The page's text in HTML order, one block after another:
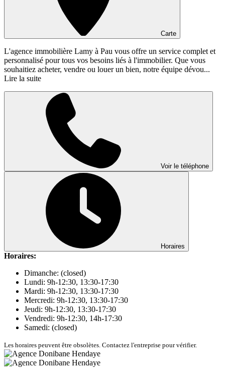
Carte
L'agence immobilière Lamy à Pau vous offre un service complet et
personnalisé pour tous vos besoins liés à l'immobilier. Que vous
souhaitiez acheter, vendre ou louer un bien, notre équipe dévou...
Lire la suite
Voir le téléphone
Horaires
Horaires:
Dimanche: (closed)
Lundi: 9h-12:30, 13:30-17:30
Mardi: 9h-12:30, 13:30-17:30
Mercredi: 9h-12:30, 13:30-17:30
Jeudi: 9h-12:30, 13:30-17:30
Vendredi: 9h-12:30, 14h-17:30
Samedi: (closed)
Les horaires peuvent être obsolètes. Contactez l'entreprise pour vérifier.